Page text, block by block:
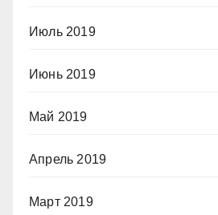
Июль 2019
Июнь 2019
Май 2019
Апрель 2019
Март 2019